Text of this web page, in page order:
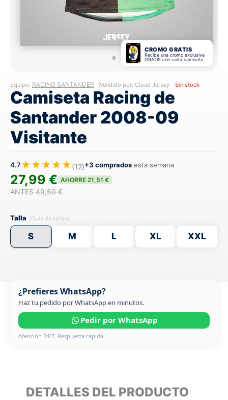
CROMO GRATIS
Recibe una cromo exclusiva
GRATIS con cada camiseta
Equipo: RACING SANTANDER Vendido por: Cloud Jersey Sin stock
Camiseta Racing de
Santander 2008-09
Visitante
4.7★★★★★(12)+3 comprados esta semana
27,99 € AHORRE 21,51 €
ANTES 49,50 €
Talla (Guía de tallas)
S M L XL XXL
¿Prefieres WhatsApp?
Haz tu pedido por WhatsApp en minutos.
Pedir por WhatsApp
Atención 24/7. Respuesta rápida.
DETALLES DEL PRODUCTO